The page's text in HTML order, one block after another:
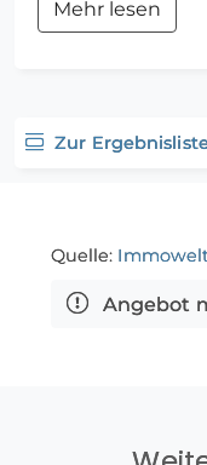
Distanz vom
Mehr lesen
Zur
Quelle:
Angebot